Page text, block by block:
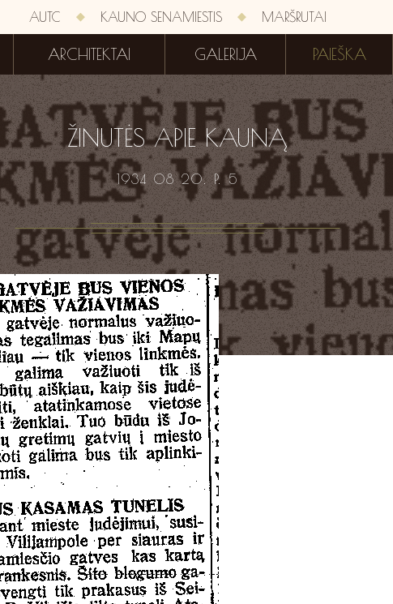
AUTC KAUNO SENAMIESTIS MARŠRUTAI
ARCHITEKTAI GALERIJA PAIEŠKA
ŽINUTĖS APIE KAUNĄ
1934 08 20. P. 5